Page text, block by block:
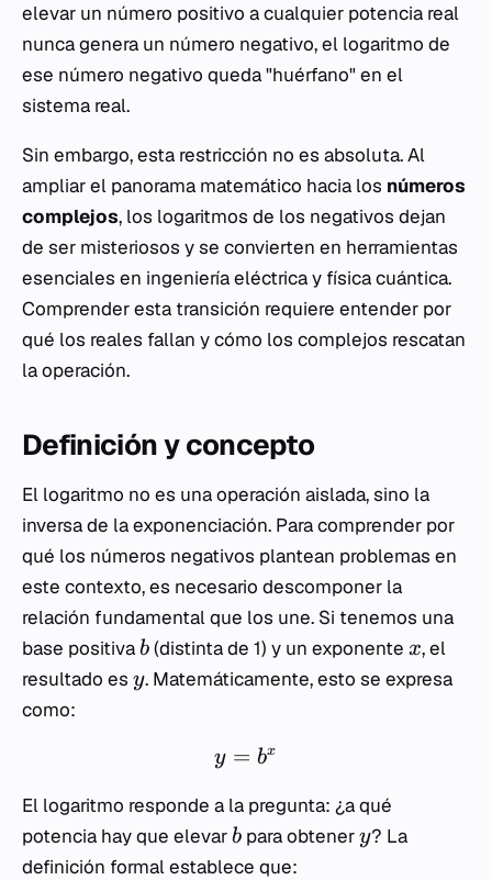
elevar un número positivo a cualquier potencia real
nunca genera un número negativo, el logaritmo de
ese número negativo queda "huérfano" en el
sistema real.
Sin embargo, esta restricción no es absoluta. Al
ampliar el panorama matemático hacia los números
complejos, los logaritmos de los negativos dejan
de ser misteriosos y se convierten en herramientas
esenciales en ingeniería eléctrica y física cuántica.
Comprender esta transición requiere entender por
qué los reales fallan y cómo los complejos rescatan
la operación.
Definición y concepto
El logaritmo no es una operación aislada, sino la
inversa de la exponenciación. Para comprender por
qué los números negativos plantean problemas en
este contexto, es necesario descomponer la
relación fundamental que los une. Si tenemos una
base positiva b (distinta de 1) y un exponente x, el
resultado es y. Matemáticamente, esto se expresa
como:
y = bx
El logaritmo responde a la pregunta: ¿a qué
potencia hay que elevar b para obtener y? La
definición formal establece que: